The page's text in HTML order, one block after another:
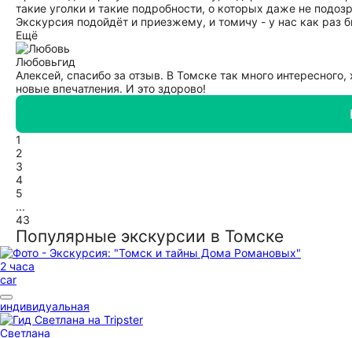
такие уголки и такие подробности, о которых даже не
Экскурсия подойдёт и приезжему, и томичу - у нас как раз
Ещё
Любовьгид
Алексей, спасибо за отзыв. В Томске так много
новые впечатления. И это здорово!
1
2
3
4
5
...
43
Популярные экскурсии в Томске
2 часа
car
индивидуальная
Светлана